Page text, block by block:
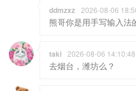
ddmzxz 2026-08-06
熊哥你是用手写输入法
taki 2026-08-06 14:10:48
去烟台，潍坊么？